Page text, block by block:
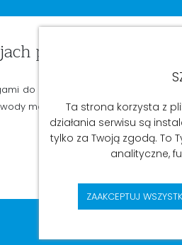
publicznych
do projektu Ministra Zdrowia
medyczne zatrudnionych w
Ta strona korzysta z
działania serwisu są
tylko za Twoją zgodą. To
analityczne,
ZAAKCEPTUJ